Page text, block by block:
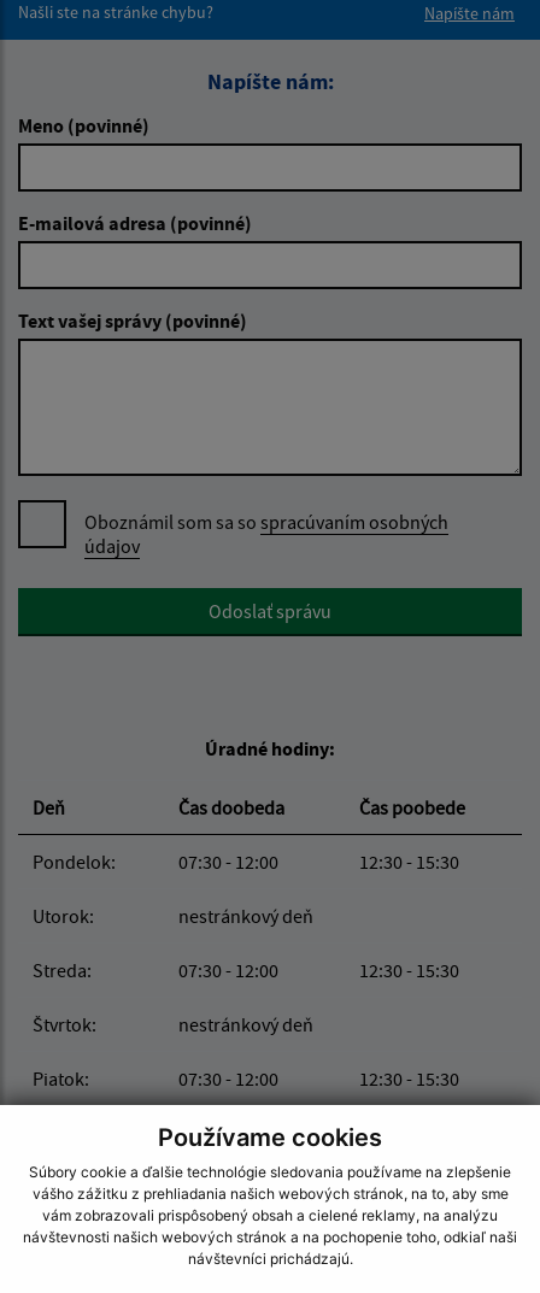
Používame cookies
Súbory cookie a ďalšie technológie sledovania používame na zlepšenie
vášho zážitku z prehliadania našich webových stránok, na to, aby sme
vám zobrazovali prispôsobený obsah a cielené reklamy, na analýzu
návštevnosti našich webových stránok a na pochopenie toho, odkiaľ naši
návštevníci prichádzajú.
Našli ste na stránke chybu?
Napíšte nám
Napíšte nám:
Meno (povinné)
E-mailová adresa (povinné)
Text vašej správy (povinné)
Oboznámil som sa so spracúvaním osobných
údajov
Google reCaptcha ResponseOdoslať správu
Úradné hodiny:
Deň Čas doobeda Čas poobede
Pondelok: 07:30 - 12:00 12:30 - 15:30
Utorok: nestránkový deň
Streda: 07:30 - 12:00 12:30 - 15:30
Štvrtok: nestránkový deň
Piatok: 07:30 - 12:00 12:30 - 15:30
Obedňajšia prestávka:12:00 - 12:30
Kontakt: